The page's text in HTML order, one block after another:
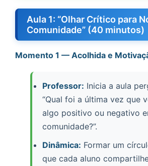
Aula 1: “Olhar Crítico para
Comunidade” (40 minutos)
Momento 1 — Acolhida e
Professor: Inicia a aula
“Qual foi a última vez que
algo positivo ou negativo
comunidade?”.
Dinâmica: Formar um
que cada aluno